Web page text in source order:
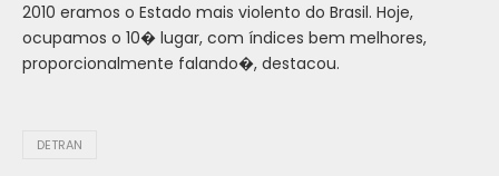
2010 eramos o Estado mais violento do Brasil. Hoje,
ocupamos o 10� lugar, com índices bem melhores,
proporcionalmente falando�, destacou.
DETRAN